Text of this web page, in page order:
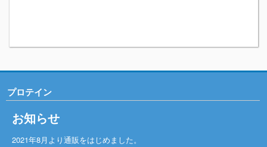
プロテイン
お知らせ
2021年8月より通販をはじめました。